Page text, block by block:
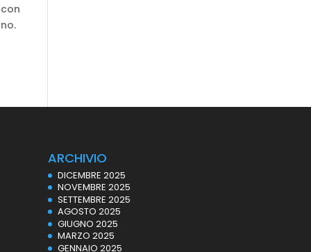
ARCHIVIO
DICEMBRE 2025
NOVEMBRE 2025
SETTEMBRE 2025
AGOSTO 2025
GIUGNO 2025
MARZO 2025
GENNAIO 2025